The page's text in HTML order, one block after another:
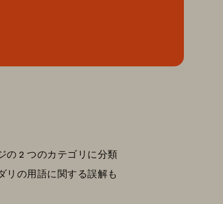
の 2 つのカテゴリに分類
リの用語に関する誤解も